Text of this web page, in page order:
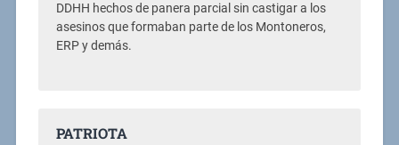
DDHH hechos de panera parcial sin castigar a los
asesinos que formaban parte de los Montoneros,
ERP y demás.
PATRIOTA